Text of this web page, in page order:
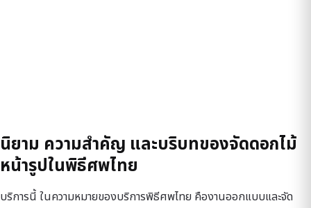
นิยาม ความสำคัญ และบริบทของจัดดอกไม้
หน้ารูปในพิธีศพไทย
บริการนี้ ในความหมายของบริการพิธีศพไทย คืองานออกแบบและจัด